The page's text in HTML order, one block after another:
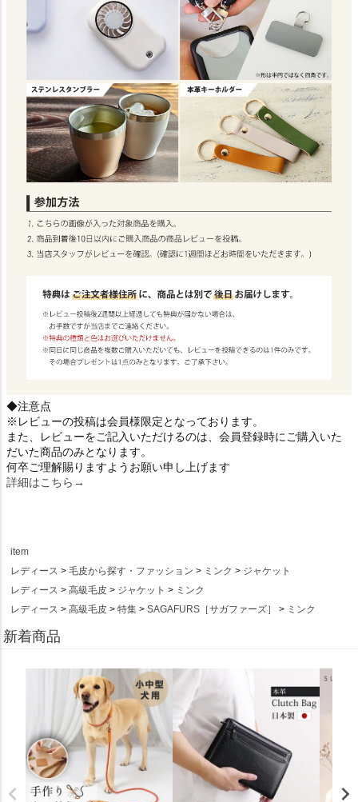
◆注意点
※レビューの投稿は会員様限定となっております。
また、レビューをご記入いただけるのは、会員登録時にご購入いた
だいた商品のみとなります。
何卒ご理解賜りますようお願い申し上げます
詳細はこちら→
item
レディース
毛皮から探す・ファッション ミンク
ジャケット
レディース
高級毛皮 ジャケット
ミンク
レディース
高級毛皮 特集 SAGAFURS［サガファーズ］ ミンク
新着商品